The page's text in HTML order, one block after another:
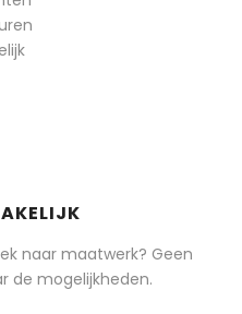
naar maatwerk? Geen
de mogelijkheden.